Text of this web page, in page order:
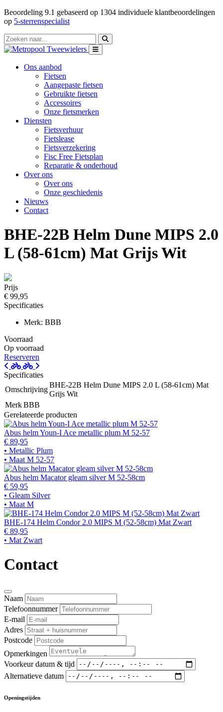
Beoordeling 9.1 gebaseerd op 1304 individuele klantbeoordelingen
op 5-sterrenspecialist
Ons aanbod
Fietsen
Aangepaste fietsen
Gebruikte fietsen
Accessoires
Onze fietsmerken
Diensten
Fietsverhuur
Fietslease
Fietsverzekering
Fisc Free Fietsplan
Reparatie & onderhoud
Over ons
Over ons
Onze geschiedenis
Nieuws
Contact
BHE-22B Helm Dune MIPS 2.0
L (58-61cm) Mat Grijs Wit
Prijs
€ 99,95
Specificaties
Merk: BBB
Voorraad
Op voorraad
Reserveren
Specificaties
Omschrijving
BHE-22B Helm Dune MIPS 2.0 L (58-61cm) Mat
Grijs Wit
MerkBBB
Gerelateerde producten
Abus helm Youn-I Ace metallic plum M 52-57
€ 89,95
• Metallic Plum
• Maat M 52-57
Abus helm Macator gleam silver M 52-58cm
€ 59,95
• Gleam Silver
• Maat M
BHE-174 Helm Condor 2.0 MIPS M (52-58cm) Mat Zwart
€ 89,95
• Mat Zwart
Contact
Naam
Telefoonnummer
E-mail
Adres
Postcode
Opmerkingen
Voorkeur datum & tijd
Alternatieve datum
Openingstijden